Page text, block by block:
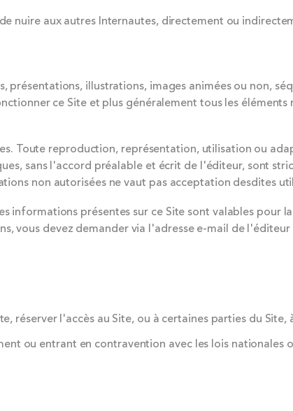
nuire aux autres Internautes, directement ou
illustrations, images animées ou non,
ce Site et plus généralement tous les
Toute reproduction, représentation, utilisation ou
sans l'accord préalable et écrit de l'éditeur, sont
non autorisées ne vaut pas acceptation desdites
informations présentes sur ce Site sont valables pour
vous devez demander via l'adresse e-mail de
réserver l'accès au Site, ou à certaines parties du
ou entrant en contravention avec les lois nationales